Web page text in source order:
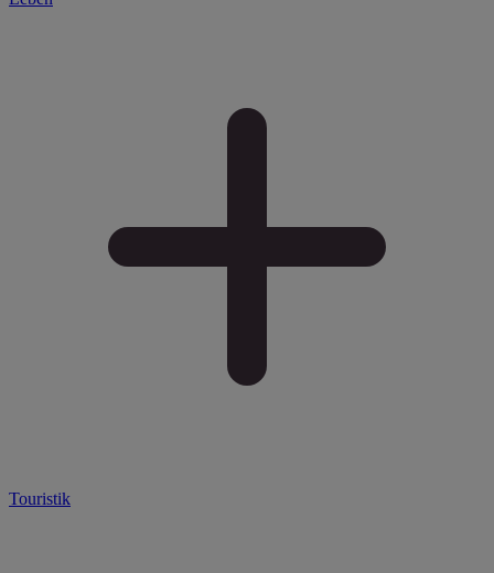
Touristik